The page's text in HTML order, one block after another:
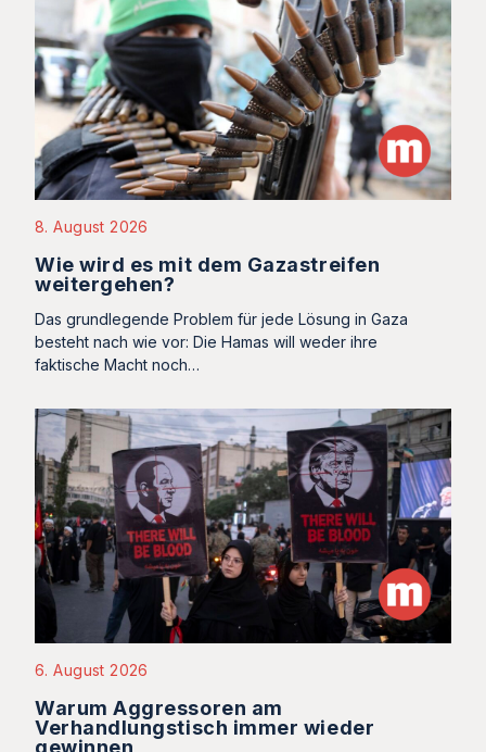
8. August 2026
Wie wird es mit dem Gazastreifen
weitergehen?
Das grundlegende Problem für jede Lösung in Gaza
besteht nach wie vor: Die Hamas will weder ihre
faktische Macht noch…
6. August 2026
Warum Aggressoren am
Verhandlungstisch immer wieder
gewinnen